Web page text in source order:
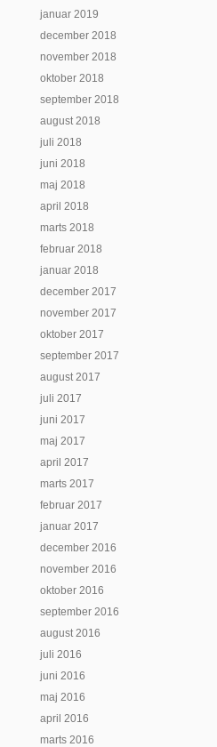
januar 2019
december 2018
november 2018
oktober 2018
september 2018
august 2018
juli 2018
juni 2018
maj 2018
april 2018
marts 2018
februar 2018
januar 2018
december 2017
november 2017
oktober 2017
september 2017
august 2017
juli 2017
juni 2017
maj 2017
april 2017
marts 2017
februar 2017
januar 2017
december 2016
november 2016
oktober 2016
september 2016
august 2016
juli 2016
juni 2016
maj 2016
april 2016
marts 2016